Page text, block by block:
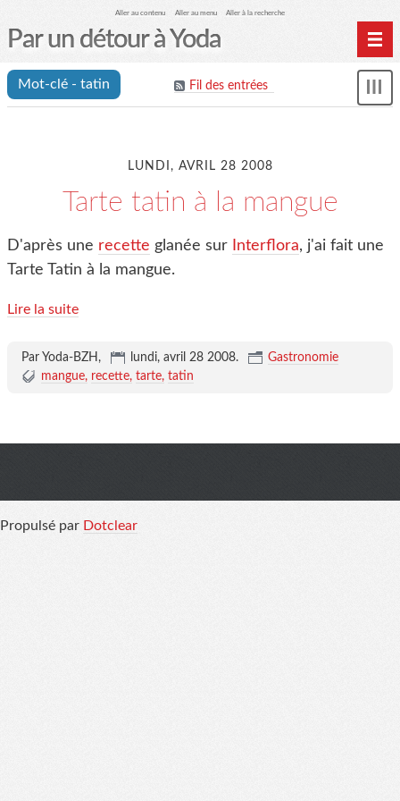
Aller au contenu Aller au menu Aller à la recherche
Par un détour à Yoda
Home
Archives
le
Mot-clé - tatin Fil des entrées
LUNDI, AVRIL 28 2008
Tarte tatin à la mangue
D'après une recette glanée sur Interflora, j'ai fait une
Tarte Tatin à la mangue.
Lire la suite
Par Yoda-BZH, lundi, avril 28 2008.
Gastronomie
mangue recette tarte tatin
Propulsé par Dotclear